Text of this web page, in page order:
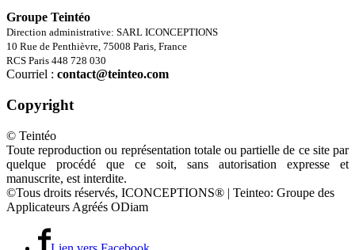
Groupe Teintéo
Direction administrative: SARL ICONCEPTIONS
10 Rue de Penthièvre, 75008 Paris, France
RCS Paris 448 728 030
Courriel : contact@teinteo.com
Copyright
© Teintéo
Toute reproduction ou représentation totale ou partielle de ce site par
quelque procédé que ce soit, sans autorisation expresse et
manuscrite, est interdite.
©Tous droits réservés, ICONCEPTIONS® | Teinteo: Groupe des
Applicateurs Agréés ODiam